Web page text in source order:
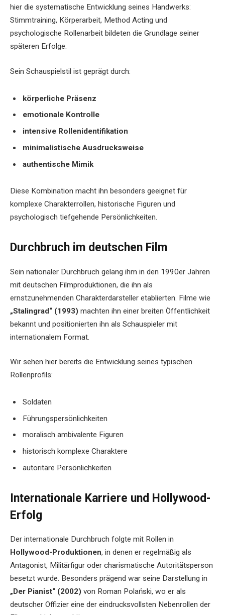
hier die systematische Entwicklung seines Handwerks:
Stimmtraining, Körperarbeit, Method Acting und
psychologische Rollenarbeit bildeten die Grundlage seiner
späteren Erfolge.
Sein Schauspielstil ist geprägt durch:
körperliche Präsenz
emotionale Kontrolle
intensive Rollenidentifikation
minimalistische Ausdrucksweise
authentische Mimik
Diese Kombination macht ihn besonders geeignet für
komplexe Charakterrollen, historische Figuren und
psychologisch tiefgehende Persönlichkeiten.
Durchbruch im deutschen Film
Sein nationaler Durchbruch gelang ihm in den 1990er Jahren
mit deutschen Filmproduktionen, die ihn als
ernstzunehmenden Charakterdarsteller etablierten. Filme wie
„Stalingrad“ (1993) machten ihn einer breiten Öffentlichkeit
bekannt und positionierten ihn als Schauspieler mit
internationalem Format.
Wir sehen hier bereits die Entwicklung seines typischen
Rollenprofils:
Soldaten
Führungspersönlichkeiten
moralisch ambivalente Figuren
historisch komplexe Charaktere
autoritäre Persönlichkeiten
Internationale Karriere und Hollywood-
Erfolg
Der internationale Durchbruch folgte mit Rollen in
Hollywood-Produktionen, in denen er regelmäßig als
Antagonist, Militärfigur oder charismatische Autoritätsperson
besetzt wurde. Besonders prägend war seine Darstellung in
„Der Pianist“ (2002) von Roman Polański, wo er als
deutscher Offizier eine der eindrucksvollsten Nebenrollen der